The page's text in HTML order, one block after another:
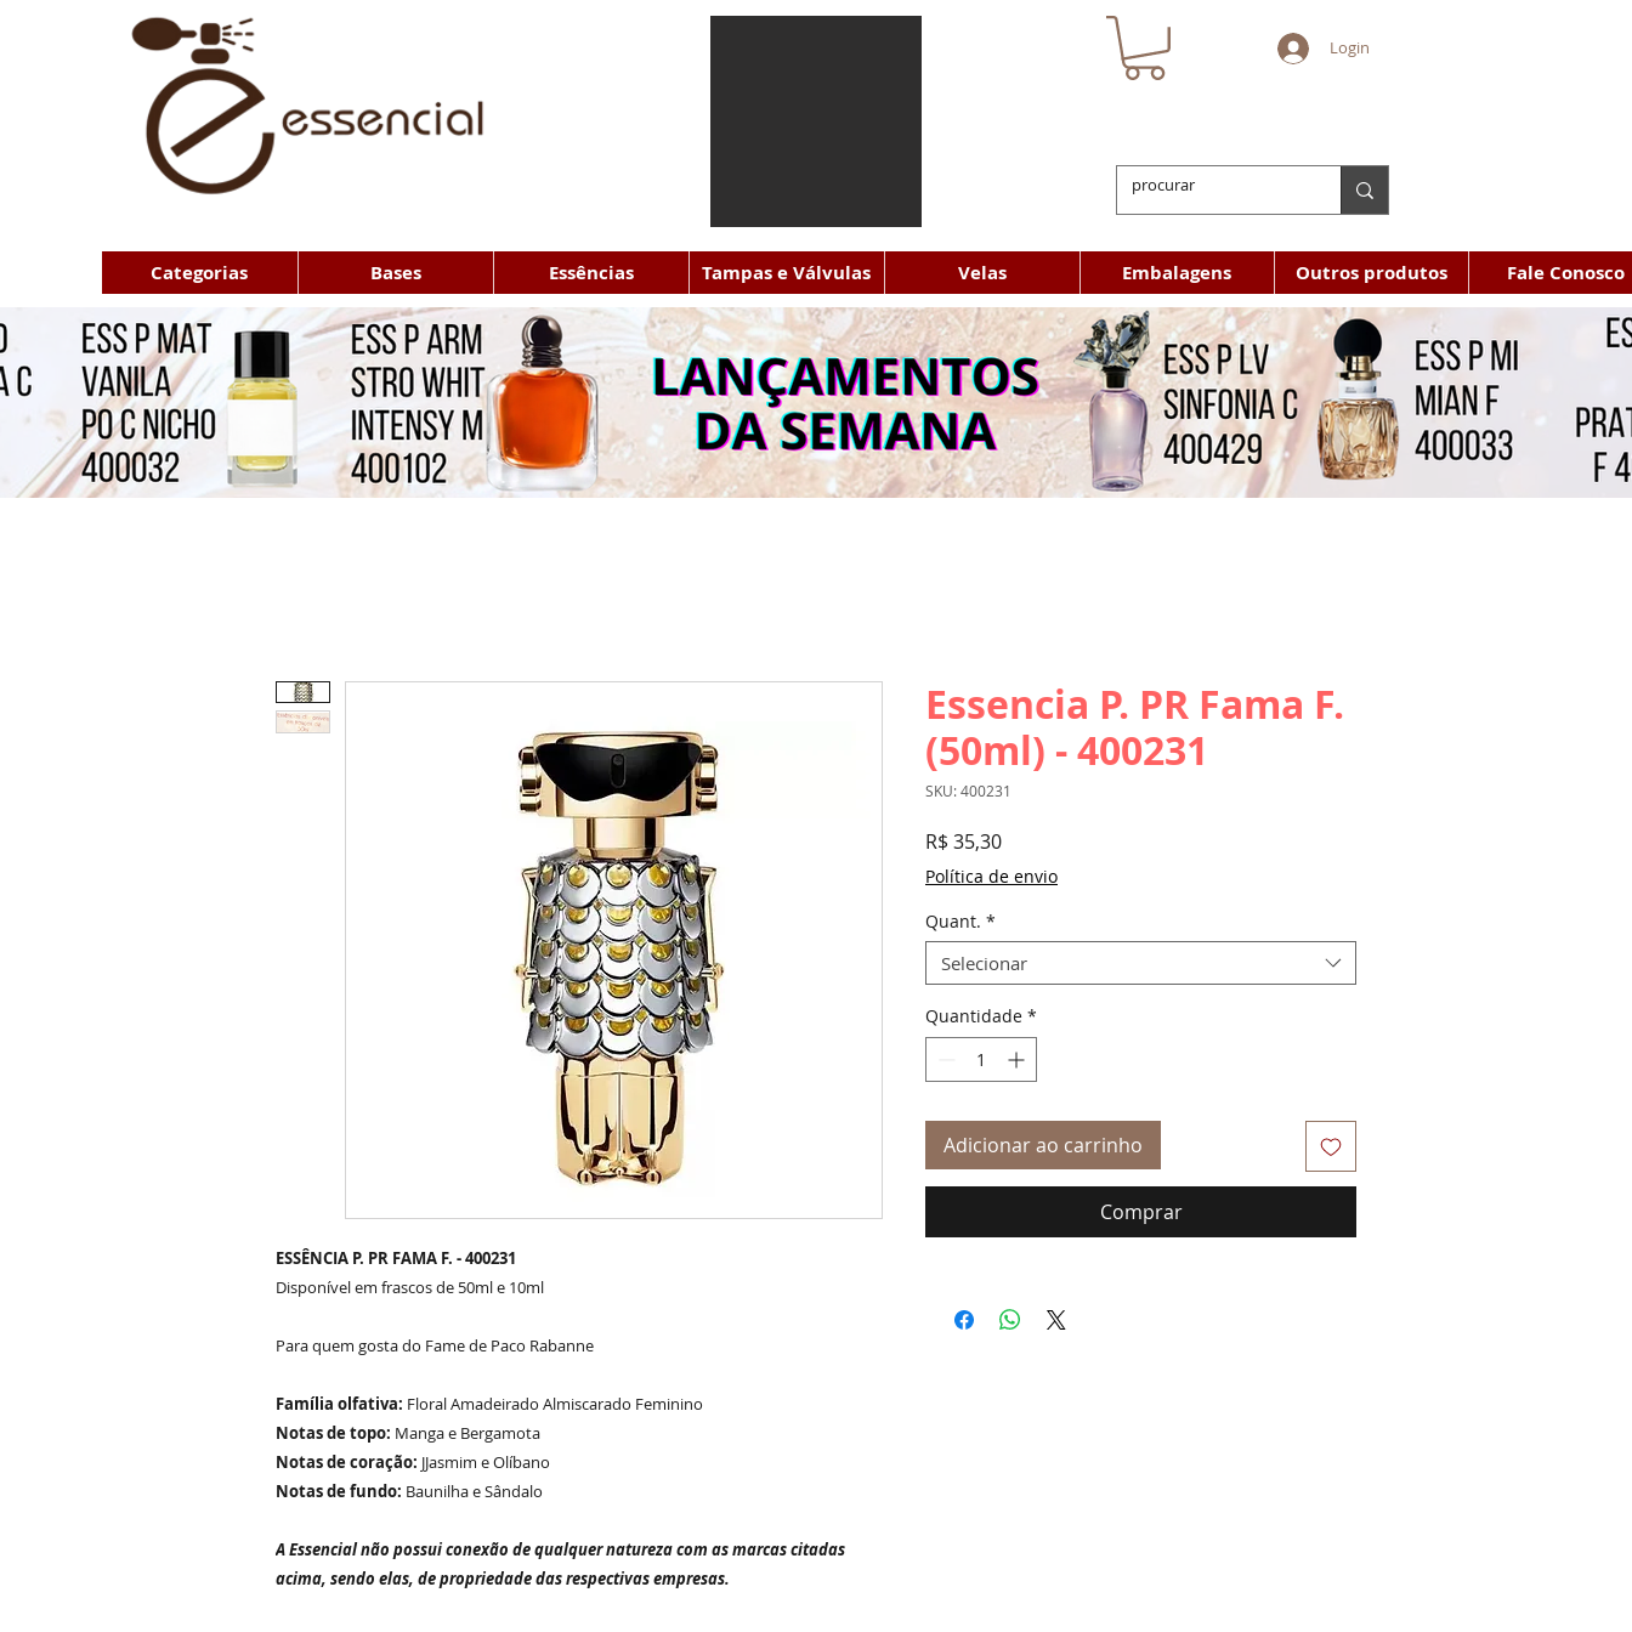
Login
Categorias Bases Essências Tampas e Válvulas Velas Embalagens Outros produtos Fale Conosco
ESSÊNCIA P. PR FAMA F. - 400231
Disponível em frascos de 50ml e 10ml
Para quem gosta do Fame de Paco Rabanne
Família olfativa: Floral Amadeirado Almiscarado Feminino
Notas de topo: Manga e Bergamota
Notas de coração: JJasmim e Olíbano
Notas de fundo: Baunilha e Sândalo
A Essencial não possui conexão de qualquer natureza com as marcas citadas
acima, sendo elas, de propriedade das respectivas empresas.
Essencia P. PR Fama F.
(50ml) - 400231
SKU: 400231
R$ 35,30Preço
Política de envio
Quant. *
Selecionar
Quantidade *
Adicionar ao carrinho
Comprar